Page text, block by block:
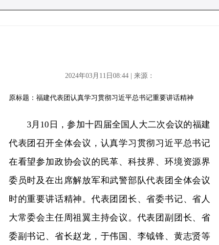
2024年03月11日08:44 | 来源：
原标题：福建代表团认真学习贯彻习近平总书记重要讲话精神
3月10日，参加十四届全国人大二次会议的福建
代表团召开全体会议，认真学习贯彻习近平总书记
在看望参加政协会议的民革、科技界、环境资源界
委员时及在出席解放军和武警部队代表团全体会议
时的重要讲话精神。代表团团长、省委书记、省人
大常委会主任周祖翼主持会议。代表团副团长、省
委副书记、省长赵龙，于伟国、李钺锋、黄志贤等